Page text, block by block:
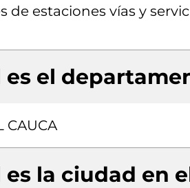
de estaciones vías y
es el
CAUCA
es la ciudad en